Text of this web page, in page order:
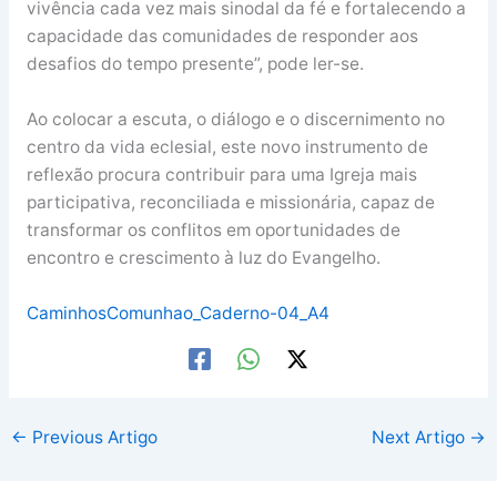
vivência cada vez mais sinodal da fé e fortalecendo a
capacidade das comunidades de responder aos
desafios do tempo presente”, pode ler-se.
Ao colocar a escuta, o diálogo e o discernimento no
centro da vida eclesial, este novo instrumento de
reflexão procura contribuir para uma Igreja mais
participativa, reconciliada e missionária, capaz de
transformar os conflitos em oportunidades de
encontro e crescimento à luz do Evangelho.
CaminhosComunhao_Caderno-04_A4
← Previous Artigo Next Artigo →